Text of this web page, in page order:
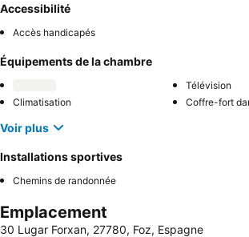
Accessibilité
Accès handicapés
Équipements de la chambre
Télévision
Climatisation
Coffre-fort
Voir plus
Installations sportives
Chemins de randonnée
Emplacement
30 Lugar Forxan, 27780, Foz, Espagne